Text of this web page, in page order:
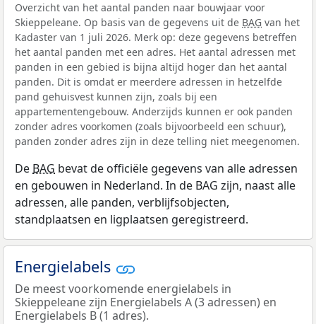
Overzicht van het aantal panden naar bouwjaar voor
Skieppeleane. Op basis van de gegevens uit de BAG van het
Kadaster van 1 juli 2026. Merk op: deze gegevens betreffen
het aantal panden met een adres. Het aantal adressen met
panden in een gebied is bijna altijd hoger dan het aantal
panden. Dit is omdat er meerdere adressen in hetzelfde
pand gehuisvest kunnen zijn, zoals bij een
appartementengebouw. Anderzijds kunnen er ook panden
zonder adres voorkomen (zoals bijvoorbeeld een schuur),
panden zonder adres zijn in deze telling niet meegenomen.
De BAG bevat de officiële gegevens van alle adressen
en gebouwen in Nederland. In de BAG zijn, naast alle
adressen, alle panden, verblijfsobjecten,
standplaatsen en ligplaatsen geregistreerd.
Energielabels
De meest voorkomende energielabels in
Skieppeleane zijn Energielabels A (3 adressen) en
Energielabels B (1 adres).